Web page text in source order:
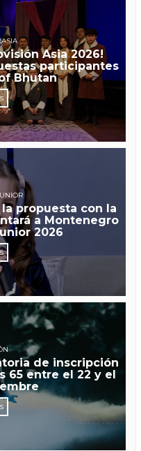
Asia 2026!
participantes
Bhutan
la propuesta con la
a Montenegro
2026
de inscripción
65 entre el 22 y el